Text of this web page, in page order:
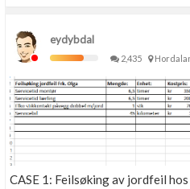
eydybdal
2,435
CASE 1: Feilsøking av jordfeil